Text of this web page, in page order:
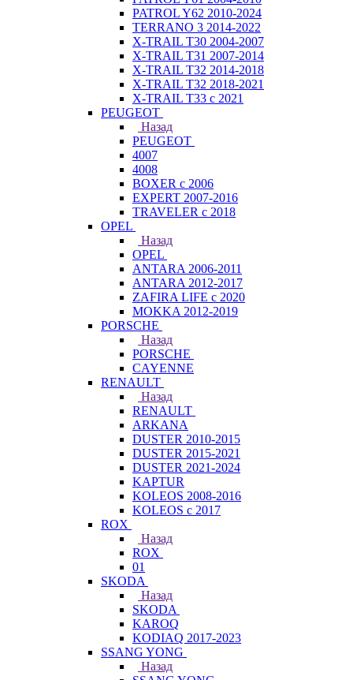
PATROL Y62 2010-2024
TERRANO 3 2014-2022
X-TRAIL T30 2004-2007
X-TRAIL T31 2007-2014
X-TRAIL T32 2014-2018
X-TRAIL T32 2018-2021
X-TRAIL T33 с 2021
PEUGEOT
Назад
PEUGEOT
4007
4008
BOXER с 2006
EXPERT 2007-2016
TRAVELER с 2018
OPEL
Назад
OPEL
ANTARA 2006-2011
ANTARA 2012-2017
ZAFIRA LIFE с 2020
MOKKA 2012-2019
PORSCHE
Назад
PORSCHE
CAYENNE
RENAULT
Назад
RENAULT
ARKANA
DUSTER 2010-2015
DUSTER 2015-2021
DUSTER 2021-2024
KAPTUR
KOLEOS 2008-2016
KOLEOS с 2017
ROX
Назад
ROX
01
SKODA
Назад
SKODA
KAROQ
KODIAQ 2017-2023
SSANG YONG
Назад